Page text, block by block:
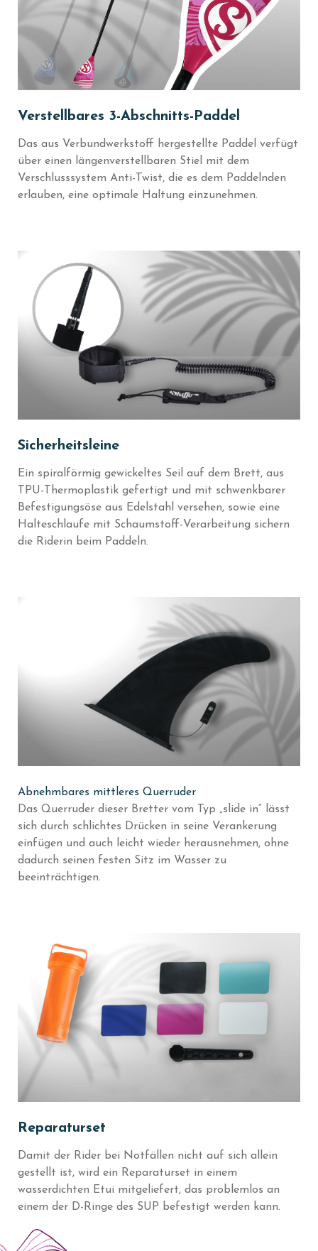
Verstellbares 3-Abschnitts-Paddel
Das aus Verbundwerkstoff hergestellte Paddel verfügt
über einen längenverstellbaren Stiel mit dem
Verschlusssystem Anti-Twist, die es dem Paddelnden
erlauben, eine optimale Haltung einzunehmen.
Sicherheitsleine
Ein spiralförmig gewickeltes Seil auf dem Brett, aus
TPU-Thermoplastik gefertigt und mit schwenkbarer
Befestigungsöse aus Edelstahl versehen, sowie eine
Halteschlaufe mit Schaumstoff-Verarbeitung sichern
die Riderin beim Paddeln.
Abnehmbares mittleres Querruder
Das Querruder dieser Bretter vom Typ „slide in“ lässt
sich durch schlichtes Drücken in seine Verankerung
einfügen und auch leicht wieder herausnehmen, ohne
dadurch seinen festen Sitz im Wasser zu
beeinträchtigen.
Reparaturset
Damit der Rider bei Notfällen nicht auf sich allein
gestellt ist, wird ein Reparaturset in einem
wasserdichten Etui mitgeliefert, das problemlos an
einem der D-Ringe des SUP befestigt werden kann.